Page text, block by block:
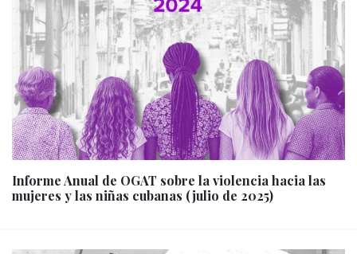
Informe Anual de OGAT sobre la violencia hacia las
mujeres y las niñas cubanas (julio de 2025)